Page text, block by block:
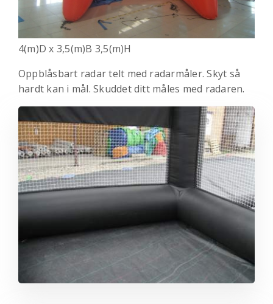
4(m)D x 3,5(m)B 3,5(m)H
Oppblåsbart radar telt med radarmåler. Skyt så
hardt kan i mål. Skuddet ditt måles med radaren.